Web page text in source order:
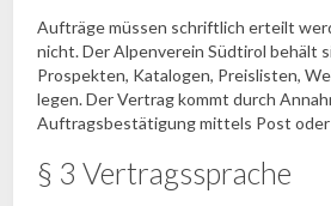
Aufträge müssen schriftlich erteilt
nicht. Der Alpenverein Südtirol behält
Prospekten, Katalogen, Preislisten,
legen. Der Vertrag kommt durch
Auftragsbestätigung mittels Post oder
§ 3 Vertragssprache